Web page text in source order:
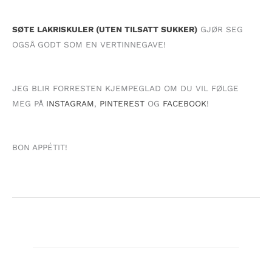
SØTE LAKRISKULER (UTEN TILSATT SUKKER) GJØR SEG
OGSÅ GODT SOM EN VERTINNEGAVE!
JEG BLIR FORRESTEN KJEMPEGLAD OM DU VIL FØLGE
MEG PÅ INSTAGRAM, PINTEREST OG FACEBOOK!
BON APPÉTIT!